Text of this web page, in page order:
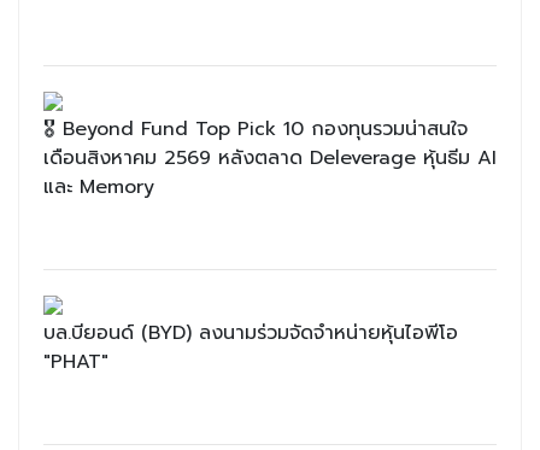
🎖 Beyond Fund Top Pick 10 กองทุนรวมน่าสนใจ
เดือนสิงหาคม 2569 หลังตลาด Deleverage หุ้นธีม AI
และ Memory
บล.บียอนด์ (BYD) ลงนามร่วมจัดจำหน่ายหุ้นไอพีโอ
"PHAT"